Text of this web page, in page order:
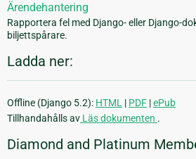
Ärendehantering
Rapportera fel med Django- eller Django-
biljettspårare.
Ladda ner:
Offline (Django 5.2): HTML | PDF |ePub
Tillhandahålls av Läs dokumenten .
Diamond and Platinum